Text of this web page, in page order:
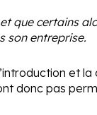
que certains
son entreprise.
et
donc pas